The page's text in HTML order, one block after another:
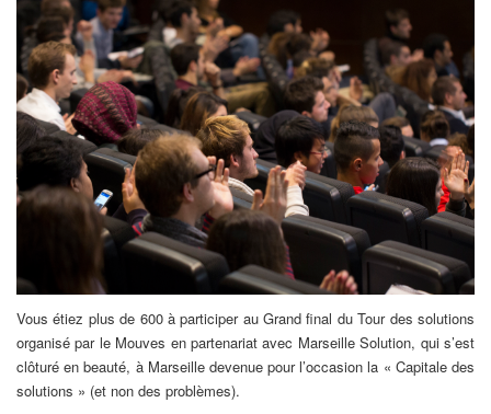
Vous étiez plus de 600 à participer au Grand final du Tour des solutions
organisé par le Mouves en partenariat avec Marseille Solution, qui s’est
clôturé en beauté, à Marseille devenue pour l’occasion la « Capitale des
solutions » (et non des problèmes).